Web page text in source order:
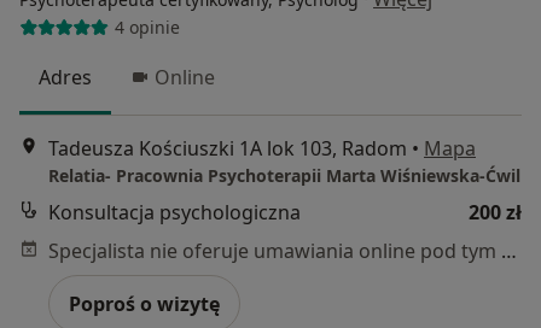
4 opinie
Adres Online
Tadeusza Kościuszki 1A lok 103, Radom • Mapa
Relatia- Pracownia Psychoterapii Marta Wiśniewska-Ćwil
Konsultacja psychologiczna
200 zł
Specjalista nie oferuje umawiania online pod tym adresem.
Poproś o wizytę